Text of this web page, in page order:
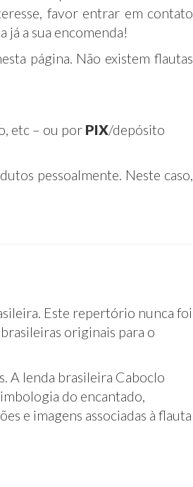
favor entrar em contato
já a sua encomenda!
página. Não existem flautas
etc – ou por PIX/depósito
pessoalmente. Neste caso,
Este repertório nunca foi
originais para o
A lenda brasileira Caboclo
do encantado,
e imagens associadas à flauta